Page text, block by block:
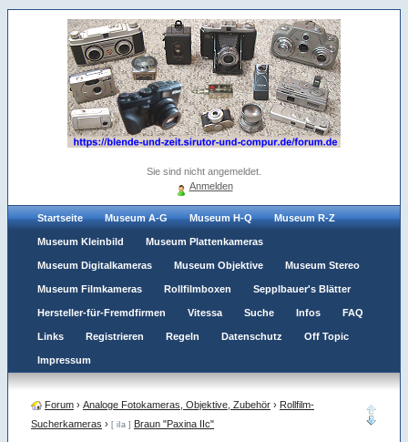
Sie sind nicht angemeldet.
Anmelden
Startseite Museum A-G Museum H-Q Museum R-Z
Museum Kleinbild Museum Plattenkameras
Museum Digitalkameras Museum Objektive Museum Stereo
Museum Filmkameras Rollfilmboxen Sepplbauer's Blätter
Hersteller-für-Fremdfirmen Vitessa Suche Infos FAQ
Links Registrieren Regeln Datenschutz Off Topic
Impressum
Forum › Analoge Fotokameras, Objektive, Zubehör › Rollfilm-
Sucherkameras › [ iIa ] Braun "Paxina IIc"